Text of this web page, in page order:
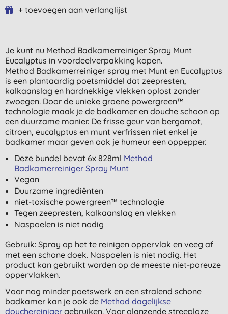
+ toevoegen aan verlanglijst
Je kunt nu Method Badkamerreiniger Spray Munt
Eucalyptus in voordeelverpakking kopen.
Method Badkamerreiniger spray met Munt en Eucalyptus
is een plantaardig poetsmiddel dat zeepresten,
kalkaanslag en hardnekkige vlekken oplost zonder
zwoegen. Door de unieke groene powergreen™
technologie maak je de badkamer en douche schoon op
een duurzame manier. De frisse geur van bergamot,
citroen, eucalyptus en munt verfrissen niet enkel je
badkamer maar geven ook je humeur een oppepper.
Deze bundel bevat 6x 828ml Method
Badkamerreiniger Spray Munt
Vegan
Duurzame ingrediënten
niet-toxische powergreen™ technologie
Tegen zeepresten, kalkaanslag en vlekken
Naspoelen is niet nodig
Gebruik: Spray op het te reinigen oppervlak en veeg af
met een schone doek. Naspoelen is niet nodig. Het
product kan gebruikt worden op de meeste niet-poreuze
oppervlakken.
Voor nog minder poetswerk en een stralend schone
badkamer kan je ook de Method dagelijkse
douchereiniger gebruiken. Voor glanzende streeploze